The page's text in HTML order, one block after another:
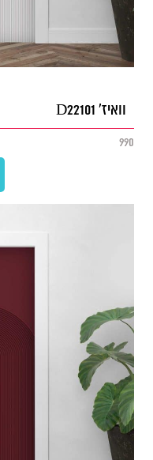
וואיז' D22101
990